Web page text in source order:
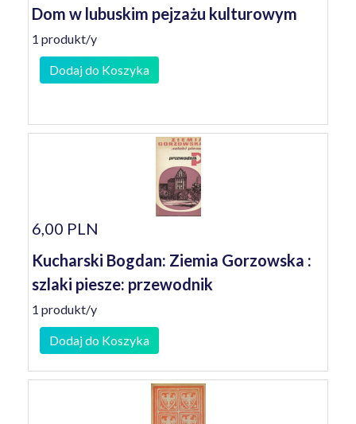
Dom w lubuskim pejzażu kulturowym
1 produkt/y
Dodaj do Koszyka
6,00 PLN
Kucharski Bogdan: Ziemia Gorzowska :
szlaki piesze: przewodnik
1 produkt/y
Dodaj do Koszyka